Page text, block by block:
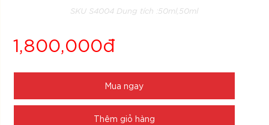
SKU S4004 Dung tích :50ml,50ml
1,800,000đ
Mua ngay
Thêm giỏ hàng